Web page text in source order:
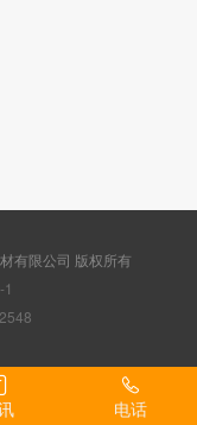
有限公司 版权所有
电话